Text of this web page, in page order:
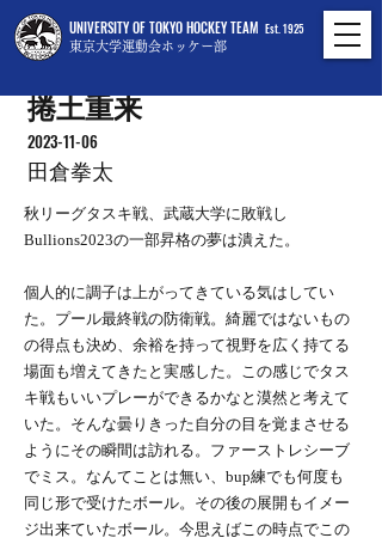
UNIVERSITY OF TOKYO HOCKEY TEAM
東京大学運動会ホッケー部
Est. 1925
捲土重来
2023-11-06
田倉拳太
秋リーグタスキ戦、武蔵大学に敗戦し
Bullions2023の一部昇格の夢は潰えた。
個人的に調子は上がってきている気はしてい
た。プール最終戦の防衛戦。綺麗ではないもの
の得点も決め、余裕を持って視野を広く持てる
場面も増えてきたと実感した。この感じでタス
キ戦もいいプレーができるかなと漠然と考えて
いた。そんな曇りきった自分の目を覚まさせる
ようにその瞬間は訪れる。ファーストレシーブ
でミス。なんてことは無い、bup練でも何度も
同じ形で受けたボール。その後の展開もイメー
ジ出来ていたボール。今思えばこの時点でこの